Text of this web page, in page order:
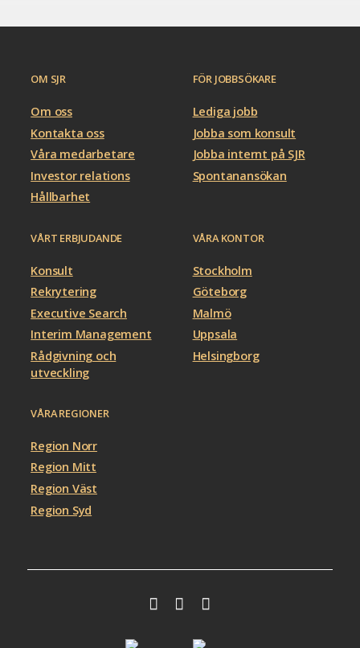
OM SJR
Om oss
Kontakta oss
Våra medarbetare
Investor relations
Hållbarhet
FÖR JOBBSÖKARE
Lediga jobb
Jobba som konsult
Jobba internt på SJR
Spontanansökan
VÅRT ERBJUDANDE
Konsult
Rekrytering
Executive Search
Interim Management
Rådgivning och
utveckling
VÅRA KONTOR
Stockholm
Göteborg
Malmö
Uppsala
Helsingborg
VÅRA REGIONER
Region Norr
Region Mitt
Region Väst
Region Syd